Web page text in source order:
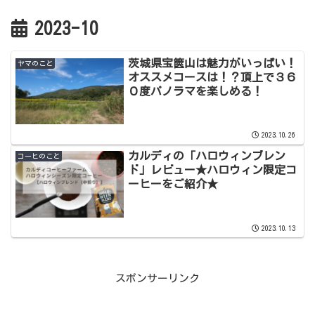
2023-10
ヤマのこと
茨城県宝篋山は魅力がいっぱい！
オススメコースは！？頂上で３６
０度パノラマを楽しめる！
2023.10.26
コーヒのこと
カルディの「ハロウィンブレン
ド」レビュー★ハロウィン限定コ
ーヒーをご紹介★
2023.10.13
スポンサーリンク